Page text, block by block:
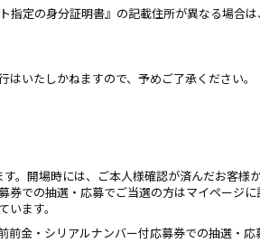
定の身分証明書』の記載住所が異なる場合
いたしかねますので、予めご了承ください。
開場時には、ご本人様確認が済んだお客様
での抽選・応募でご当選の方はマイページ
ます。
金・シリアルナンバー付応募券での抽選・